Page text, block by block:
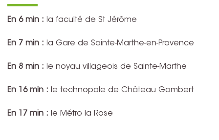
En 6 min : la faculté de St Jérôme
En 7 min : la Gare de Sainte-Marthe-en-Provence
En 8 min : le noyau villageois de Sainte-Marthe
En 16 min : le technopole de Château Gombert
En 17 min : le Métro la Rose